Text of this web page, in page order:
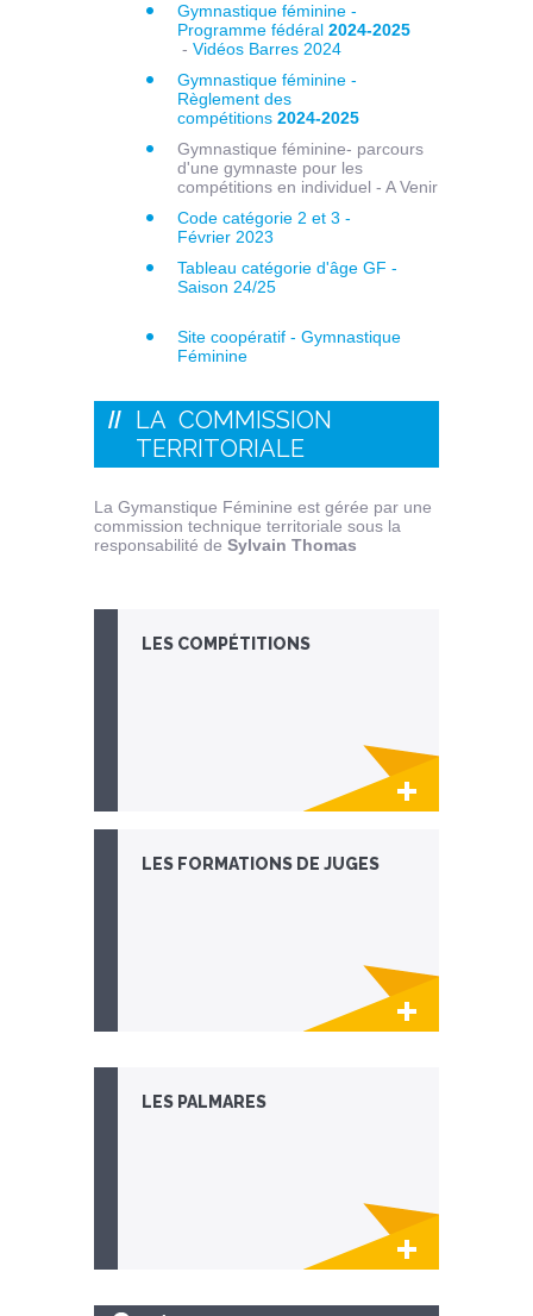
Gymnastique féminine -
Programme fédéral 2024-2025
- Vidéos Barres 2024
Gymnastique féminine -
Règlement des
compétitions 2024-2025
Gymnastique féminine- parcours
d'une gymnaste pour les
compétitions en individuel - A Venir
Code catégorie 2 et 3 -
Février 2023
Tableau catégorie d'âge GF -
Saison 24/25
Site coopératif - Gymnastique
Féminine
LA COMMISSION
TERRITORIALE
La Gymanstique Féminine est gérée par une
commission technique territoriale sous la
responsabilité de Sylvain Thomas
LES COMPÉTITIONS
LES FORMATIONS DE JUGES
LES PALMARES